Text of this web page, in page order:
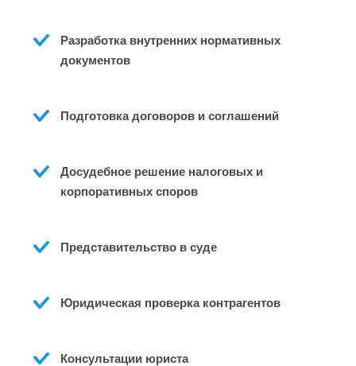
Разработка внутренних нормативных
документов
Подготовка договоров и соглашений
Досудебное решение налоговых и
корпоративных споров
Представительство в суде
Юридическая проверка контрагентов
Консультации юриста